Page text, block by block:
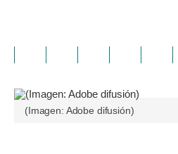
(Imagen: Adobe difusión)